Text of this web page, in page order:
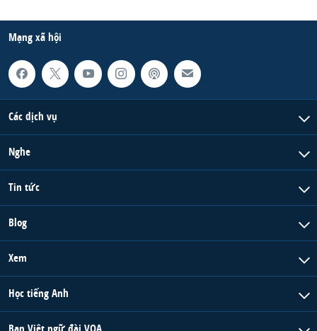
Mạng xã hội
Các dịch vụ
Nghe
Tin tức
Blog
Xem
Học tiếng Anh